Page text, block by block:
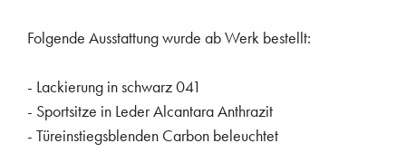
Folgende Ausstattung wurde ab Werk bestellt:
- Lackierung in schwarz 041
- Sportsitze in Leder Alcantara Anthrazit
- Türeinstiegsblenden Carbon beleuchtet